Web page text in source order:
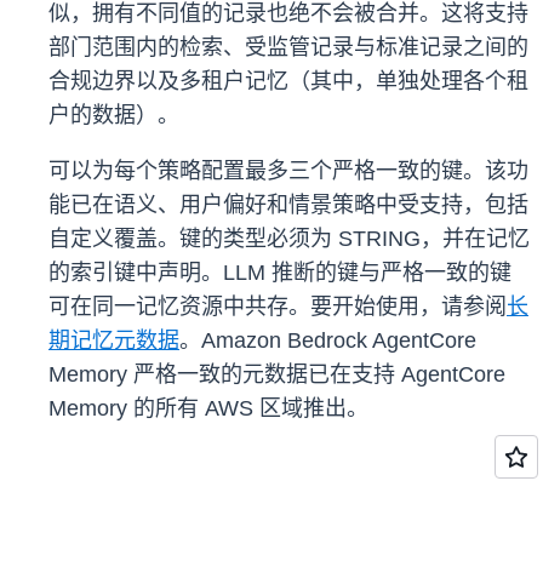
似，拥有不同值的记录也绝不会被合并。这将支持
部门范围内的检索、受监管记录与标准记录之间的
合规边界以及多租户记忆（其中，单独处理各个租
户的数据）。
可以为每个策略配置最多三个严格一致的键。该功
能已在语义、用户偏好和情景策略中受支持，包括
自定义覆盖。键的类型必须为 STRING，并在记忆
的索引键中声明。LLM 推断的键与严格一致的键
可在同一记忆资源中共存。要开始使用，请参阅 长
期记忆元数据。Amazon Bedrock AgentCore
Memory 严格一致的元数据已在支持 AgentCore
Memory 的所有 AWS 区域推出。